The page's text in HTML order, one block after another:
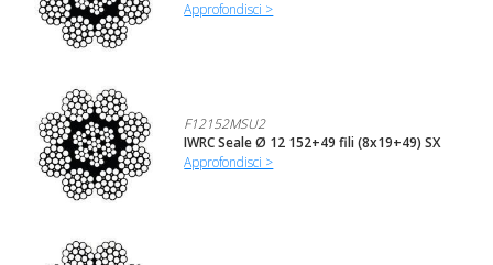
Approfondisci >
F12152MSU2
IWRC Seale Ø 12 152+49 fili (8x19+49) SX
Approfondisci >